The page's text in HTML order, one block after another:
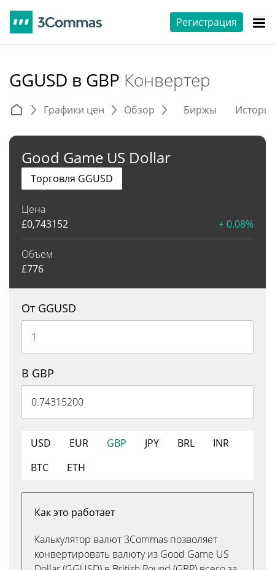
Регистрация
GGUSD в GBP Конвертер
Графики цен Обзор Биржы
Good Game US Dollar
Цена
£0,743152 + 0.08%
Объем
£776
Торговля GGUSD
От GGUSD
В GBP
USD EUR GBP JPY BRL
INR
BTC
ETH
Как это работает
Калькулятор валют 3Commas позволяет
конвертировать валюту из Good Game US